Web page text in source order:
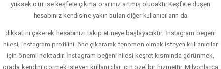
yüksek olur ise keşfete çıkma oranınız artmış olucaktır.Keşfete düşen
hesabınız kendisine yakın bulan diğer kullanıcıların da
dikkatini çekerek hesabınızı takip etmeye başlayacıktır. İnstagram beğeni
hilesi, instagram profilini öne çıkararak fenomen olmak isteyen kullanıcılar
için önemli noktadır. İnstagram beğeni hilesi keşfet kısmında görünmek,
orada kendini görmek isteyen kullanıcılar için özel bir hizmettir. Milyonlarca